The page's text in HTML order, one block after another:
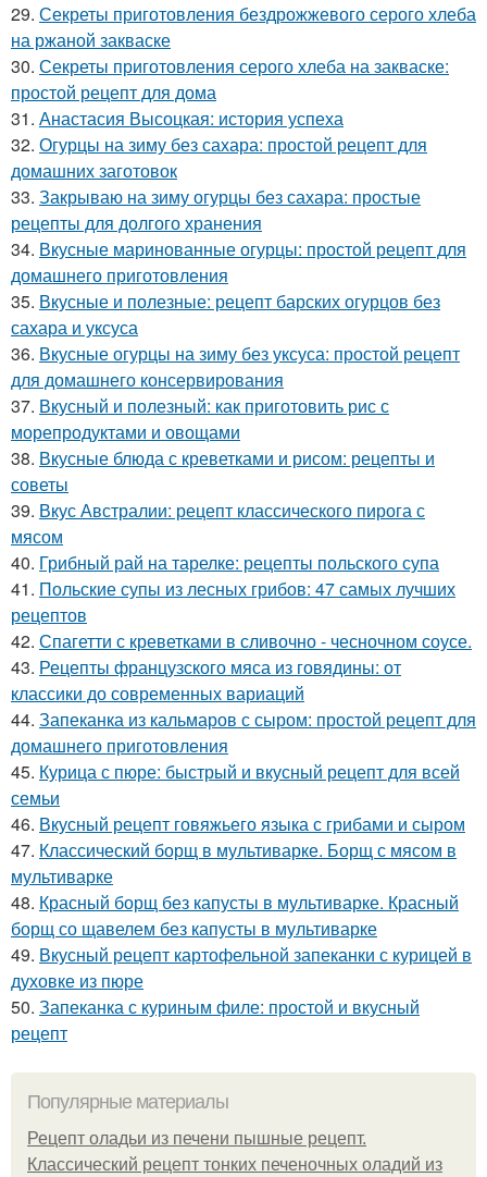
29. Секреты приготовления бездрожжевого серого хлеба
на ржаной закваске
30. Секреты приготовления серого хлеба на закваске:
простой рецепт для дома
31. Анастасия Высоцкая: история успеха
32. Огурцы на зиму без сахара: простой рецепт для
домашних заготовок
33. Закрываю на зиму огурцы без сахара: простые
рецепты для долгого хранения
34. Вкусные маринованные огурцы: простой рецепт для
домашнего приготовления
35. Вкусные и полезные: рецепт барских огурцов без
сахара и уксуса
36. Вкусные огурцы на зиму без уксуса: простой рецепт
для домашнего консервирования
37. Вкусный и полезный: как приготовить рис с
морепродуктами и овощами
38. Вкусные блюда с креветками и рисом: рецепты и
советы
39. Вкус Австралии: рецепт классического пирога с
мясом
40. Грибный рай на тарелке: рецепты польского супа
41. Польские супы из лесных грибов: 47 самых лучших
рецептов
42. Спагетти с креветками в сливочно - чесночном соусе.
43. Рецепты французского мяса из говядины: от
классики до современных вариаций
44. Запеканка из кальмаров с сыром: простой рецепт для
домашнего приготовления
45. Курица с пюре: быстрый и вкусный рецепт для всей
семьи
46. Вкусный рецепт говяжьего языка с грибами и сыром
47. Классический борщ в мультиварке. Борщ с мясом в
мультиварке
48. Красный борщ без капусты в мультиварке. Красный
борщ со щавелем без капусты в мультиварке
49. Вкусный рецепт картофельной запеканки с курицей в
духовке из пюре
50. Запеканка с куриным филе: простой и вкусный
рецепт
Популярные материалы
Рецепт оладьи из печени пышные рецепт.
Классический рецепт тонких печеночных оладий из